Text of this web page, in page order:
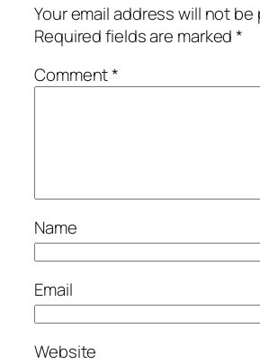
Your email address will not
Required fields are marked*
Comment*
Name
Email
Website